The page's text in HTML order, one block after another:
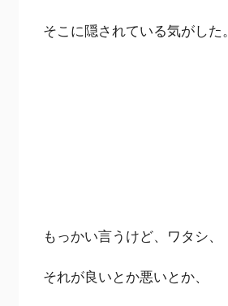
そこに隠されている気がした。
もっかい言うけど、ワタシ、
それが良いとか悪いとか、